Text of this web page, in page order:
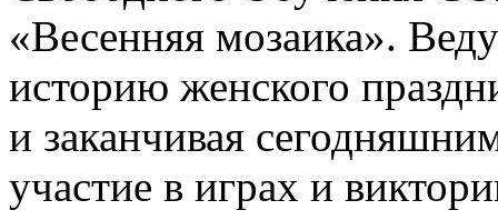
«Весенняя мозаика».
историю женского
и заканчивая
участие в играх и